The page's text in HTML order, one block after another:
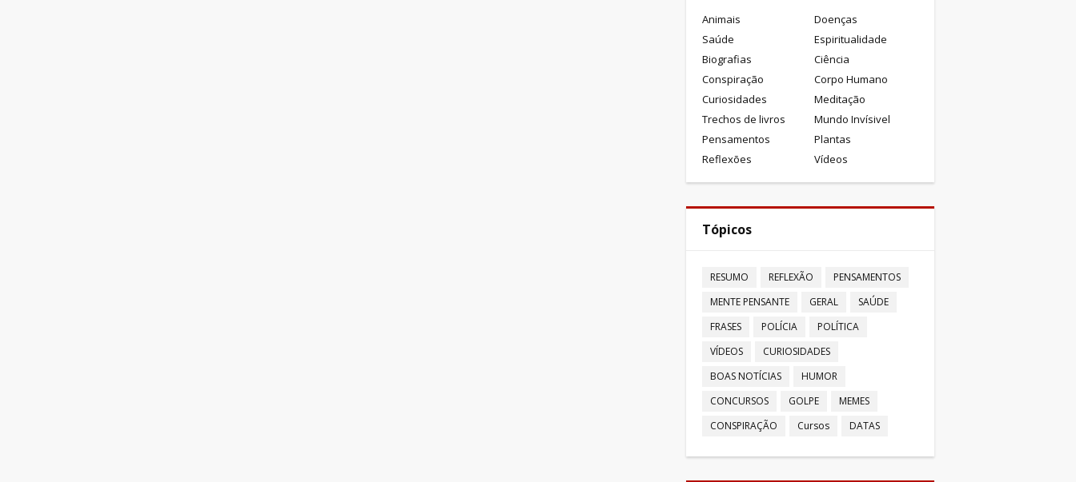
Animais
Doenças
Saúde
Espiritualidade
Biografias
Ciência
Conspiração
Corpo Humano
Curiosidades
Meditação
Trechos de livros
Mundo Invísivel
Pensamentos
Plantas
Reflexões
Vídeos
Tópicos
RESUMO REFLEXÃO
PENSAMENTOS
MENTE PENSANTE
GERAL
SAÚDE
FRASES
POLÍCIA
POLÍTICA
VÍDEOS
CURIOSIDADES
BOAS NOTÍCIAS
HUMOR
CONCURSOS
GOLPE
MEMES
CONSPIRAÇÃO
Cursos DATAS